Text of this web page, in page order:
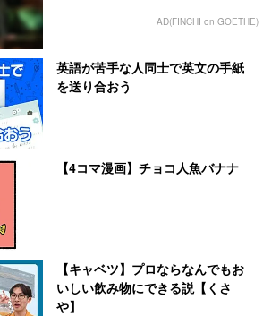
AD(FINCHI on GOETHE)
英語が苦手な人同士で英文の手紙
を送り合おう
【4コマ漫画】チョコ人魚バナナ
【キャベツ】プロならなんでもお
いしい飲み物にできる説【くさ
や】